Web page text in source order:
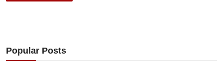
Popular Posts